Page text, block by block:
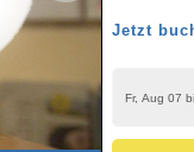
Jetzt